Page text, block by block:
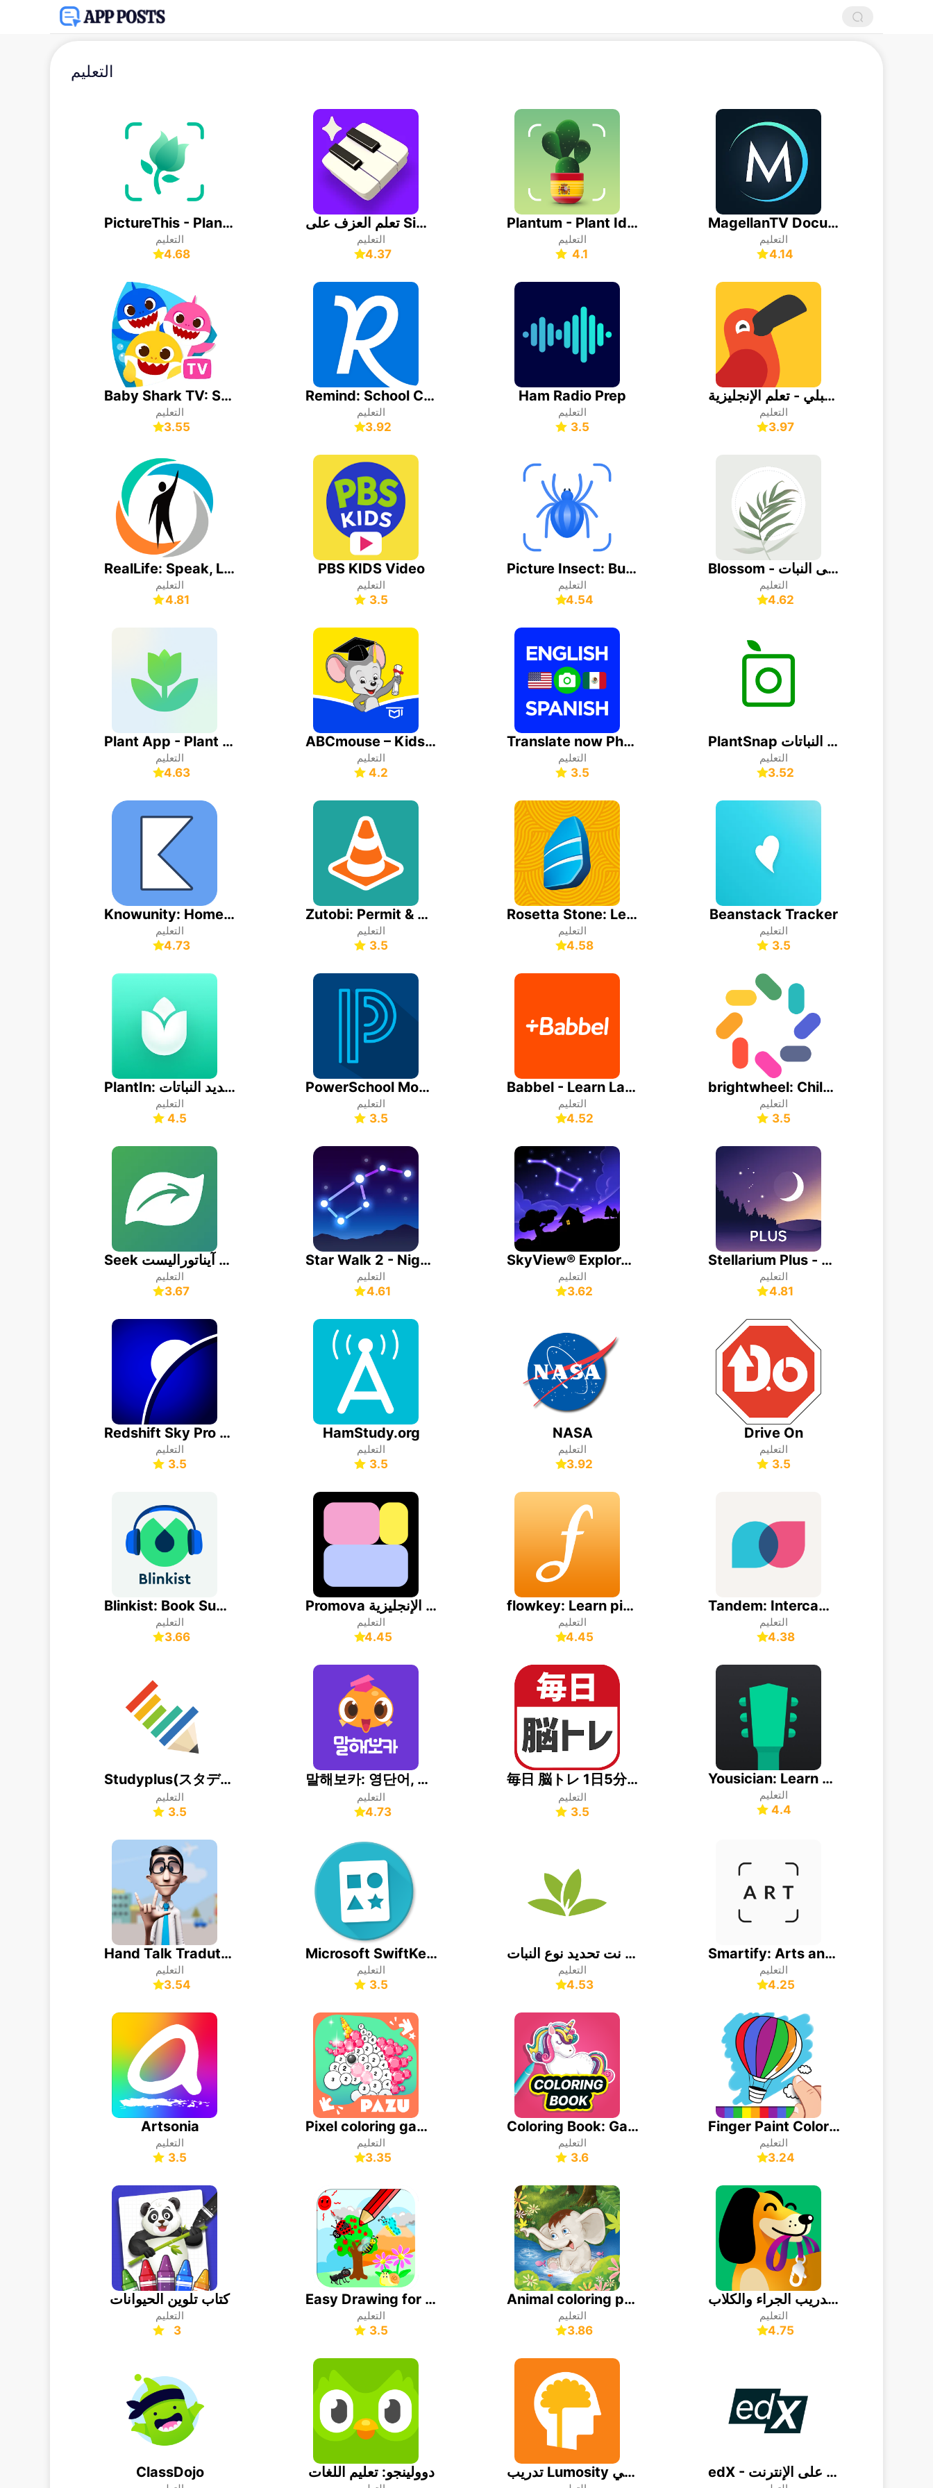
التعليم
PictureThis - Plant Identifier
التعليم
4.68
تعلم العزف على Simply Piano
التعليم
4.37
Plantum - Plant Identifier
التعليم
4.1
MagellanTV Documentaries
التعليم
4.14
Baby Shark TV: Songs & Stories
التعليم
3.55
Remind: School Communication
التعليم
3.92
Ham Radio Prep
التعليم
3.5
كامبلي - تعلم الإنجليزية
التعليم
3.97
RealLife: Speak, Learn English
التعليم
4.81
PBS KIDS Video
التعليم
3.5
Picture Insect: Bug Identifier
التعليم
4.54
Blossom - التعرف على النبات
التعليم
4.62
Plant App - Plant Identifier
التعليم
4.63
ABCmouse – Kids Learning Games
التعليم
4.2
Translate now Photo translator
التعليم
3.5
PlantSnap التعرف على النباتات
التعليم
3.52
Knowunity: Homework Helper
التعليم
4.73
Zutobi: Permit & Driving Prep
التعليم
3.5
Rosetta Stone: Learn, Practice
التعليم
4.58
Beanstack Tracker
التعليم
3.5
PlantIn: تحديد النباتات
التعليم
4.5
PowerSchool Mobile
التعليم
3.5
Babbel - Learn Languages
التعليم
4.52
brightwheel: Childcare App
التعليم
3.5
Seek من قِبل آيناتوراليست.
التعليم
3.67
Star Walk 2 - Night Sky View
التعليم
4.61
SkyView® Explore the Universe
التعليم
3.62
Stellarium Plus - خريطة النجوم
التعليم
4.81
Redshift Sky Pro - Astronomy
التعليم
3.5
HamStudy.org
التعليم
3.5
NASA
التعليم
3.92
Drive On
التعليم
3.5
Blinkist: Book Summaries Daily
التعليم
3.66
Promova تعلّم اللغة الإنجليزية
التعليم
4.45
flowkey: Learn piano
التعليم
4.45
Tandem: Intercambio de idiomas
التعليم
4.38
Studyplus(スタディプラス) 勉強記録・学習管理
التعليم
3.5
말해보카: 영단어, 문법, 리스닝, 스피킹, 영어 공부
التعليم
4.73
毎日 脳トレ 1日5分で頭の体操
التعليم
3.5
Yousician: Learn Guitar & Bass
التعليم
4.4
Hand Talk Tradutor para Libras
التعليم
3.54
Microsoft SwiftKey Symbols
التعليم
3.5
بلانت نت تحديد نوع النبات
التعليم
4.53
Smartify: Arts and Culture
التعليم
4.25
Artsonia
التعليم
3.5
Pixel coloring games for kids
التعليم
3.35
Coloring Book: Games for Girls
التعليم
3.6
Finger Paint Coloring Book
التعليم
3.24
كتاب تلوين الحيوانات
التعليم
3
Easy Drawing for Kids
التعليم
3.5
Animal coloring pages
التعليم
3.86
دوجو — تدريب الجراء والكلاب
التعليم
4.75
ClassDojo دوولينجو: تعليم اللغات تدريب Lumosity العقلي edX - دورات على الإنترنت